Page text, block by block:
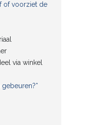
of voorziet de
via winkel
gebeuren?*